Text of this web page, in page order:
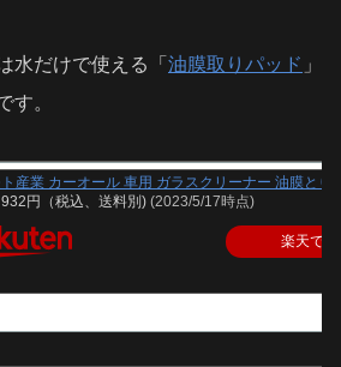
水だけで使える「 油膜取りパッド 」
す。
産業 カーオール 車用 ガラスクリーナー 油膜とり
円（税込、送料別) (2023/5/17時点)
楽天で